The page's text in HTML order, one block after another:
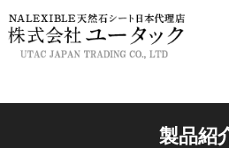
製品紹